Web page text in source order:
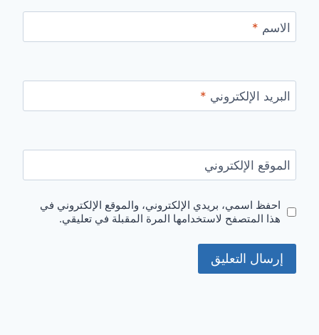
الاسم *
البريد الإلكتروني *
الموقع الإلكتروني
احفظ اسمي، بريدي الإلكتروني، والموقع الإلكتروني في
هذا المتصفح لاستخدامها المرة المقبلة في تعليقي.